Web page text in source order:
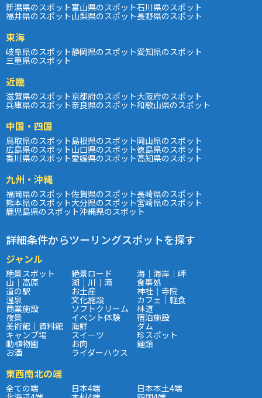
新潟県のスポット富山県のスポット石川県のスポット
福井県のスポット山梨県のスポット長野県のスポット
東海
岐阜県のスポット静岡県のスポット愛知県のスポット
三重県のスポット
近畿
滋賀県のスポット京都府のスポット大阪府のスポット
兵庫県のスポット奈良県のスポット和歌山県のスポット
中国・四国
鳥取県のスポット島根県のスポット岡山県のスポット
広島県のスポット山口県のスポット徳島県のスポット
香川県のスポット愛媛県のスポット高知県のスポット
九州・沖縄
福岡県のスポット佐賀県のスポット長崎県のスポット
熊本県のスポット大分県のスポット宮崎県のスポット
鹿児島県のスポット沖縄県のスポット
詳細条件からツーリングスポットを探す
ジャンル
絶景スポット 絶景ロード 海｜海岸｜岬
山｜高原 湖｜川｜滝 食事処
道の駅 お土産 神社｜寺院
温泉 文化施設 カフェ｜軽食
商業施設 ソフトクリーム 林道
夜景 イベント体験 宿泊施設
美術館｜資料館 海鮮 ダム
キャンプ場 スイーツ 珍スポット
動植物園 お肉 麺類
お酒 ライダーハウス
東西南北の端
全ての端 日本4端 日本本土4端